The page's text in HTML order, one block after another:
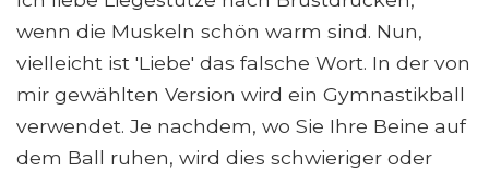
wenn die Muskeln schön warm sind. Nun,
vielleicht ist 'Liebe' das falsche Wort. In der von
mir gewählten Version wird ein Gymnastikball
verwendet. Je nachdem, wo Sie Ihre Beine auf
dem Ball ruhen, wird dies schwieriger oder